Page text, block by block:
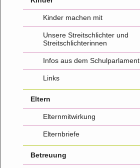
Kinder machen mit
Unsere Streitschlichter und
Streitschlichterinnen
Infos aus dem Schulparlament
Links
Eltern
Elternmitwirkung
Elternbriefe
Betreuung